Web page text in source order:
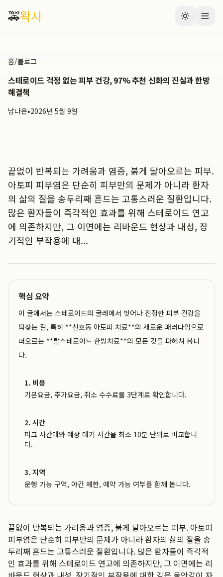
🚕왁시
홈/블로그
스테로이드 걱정 없는 피부 건강, 97% 추천 신화의 진실과 한방
해결책
남나은•2026년 5월 9일
끝없이 반복되는 가려움과 염증, 붉게 달아오르는 피부.
아토피 피부염은 단순히 피부만의 문제가 아니라 환자
의 삶의 질을 송두리째 흔드는 고통스러운 질환입니다.
많은 환자들이 즉각적인 효과를 위해 스테로이드 연고
에 의존하지만, 그 이면에는 리바운드 현상과 내성, 장
기적인 부작용에 대...
핵심 요약
이 글에서는 스테로이드의 굴레에서 벗어나 진정한 피부 건강을
되찾는 길, 특히 **천호동 아토피 치료**의 새로운 패러다임으로
떠오르는 **탈스테로이드 한방치료**의 모든 것을 파헤쳐 봅니
다.
1. 비용
기본요금, 추가요금, 취소 수수료를 3단계로 확인합니다.
2. 시간
피크 시간대와 예상 대기 시간을 최소 10분 단위로 비교합니
다.
3. 지역
운행 가능 구역, 야간 제한, 예약 가능 여부를 함께 봅니다.
끝없이 반복되는 가려움과 염증, 붉게 달아오르는 피부. 아토피
피부염은 단순히 피부만의 문제가 아니라 환자의 삶의 질을 송
두리째 흔드는 고통스러운 질환입니다. 많은 환자들이 즉각적
인 효과를 위해 스테로이드 연고에 의존하지만, 그 이면에는 리